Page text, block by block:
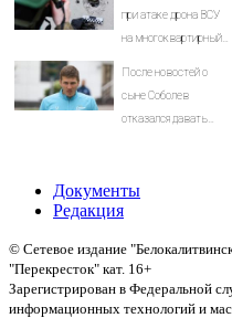
при атаке дрона ВСУ
на многоквартирный
После новостей о
сыне Соболев
отказался давать
Документы
Редакция
© Сетевое издание
"Перекресток" кат. 16+
Зарегистрирован в Федеральной
информационных технологий и